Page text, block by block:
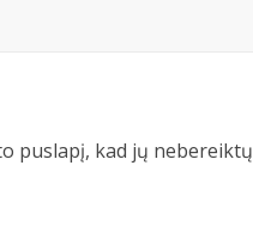
puslapį, kad jų nebereiktų